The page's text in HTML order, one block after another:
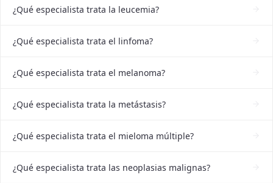
¿Qué especialista trata la leucemia?
¿Qué especialista trata el linfoma?
¿Qué especialista trata el melanoma?
¿Qué especialista trata la metástasis?
¿Qué especialista trata el mieloma múltiple?
¿Qué especialista trata las neoplasias malignas?